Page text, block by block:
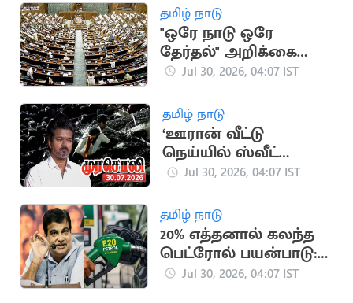
தமிழ் நாடு
"ஒரே நாடு ஒரே
தேர்தல்" அறிக்கை
வழங்க அவகாசம்
Jul 30, 2026, 04:07 IST
தமிழ் நாடு
‘ஊரான் வீட்டு
நெய்யில் ஸ்வீட்
செய்யாதீங்க!’ -
Jul 30, 2026, 04:07 IST
தமிழ் நாடு
20% எத்தனால் கலந்த
பெட்ரோல் பயன்பாடு:
நிதின் கட்கரி விளக்கம்
Jul 30, 2026, 04:07 IST